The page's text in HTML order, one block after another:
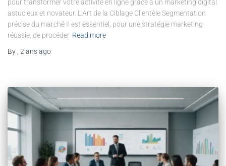
pour transformer votre activité en ligne grâce à un marketing digital
astucieux et novateur. L’Art de la Ciblage Clientèle Segmentation
précise du marché Il est essentiel, pour une stratégie marketing
réussie, de procéder Read more
By 2 ansago